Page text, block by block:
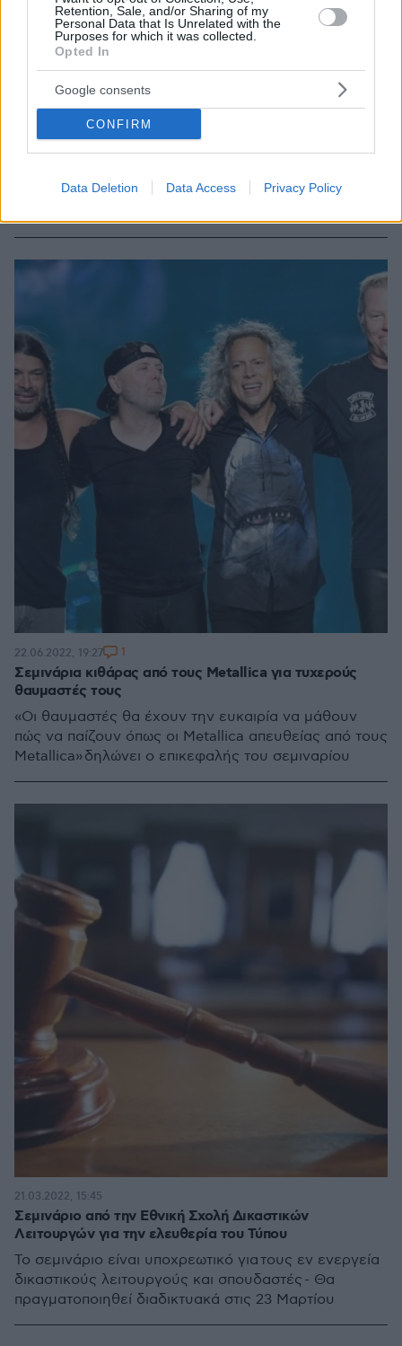
Retention, Sale, and/or Sharing of my
Personal Data that Is Unrelated with the
Purposes for which it was collected.
Opted In
Google consents
CONFIRM
Data Deletion Data Access Privacy Policy
Διαδικτυακό σεμινάριο για την τέχνη της κριτικής
Από την κριτικό θεάτρου Λουίζα Αρκουμανέα και τη
18.02.2023, 13:59 1
Σεμινάρια κιθάρας από τους Metallica για τυχερούς
θαυμαστές τους
«Οι θαυμαστές θα έχουν την ευκαιρία να μάθουν
πώς να παίζουν όπως οι Metallica απευθείας από τους
Metallica» δηλώνει ο επικεφαλής του σεμιναρίου
22.06.2022, 19:27 1
Σεμινάριο από την Εθνική Σχολή Δικαστικών
Λειτουργών για την ελευθερία του Τύπου
Το σεμινάριο είναι υποχρεωτικό για τους εν ενεργεία
δικαστικούς λειτουργούς και σπουδαστές - Θα
πραγματοποιηθεί διαδικτυακά στις 23 Μαρτίου
21.03.2022, 15:45